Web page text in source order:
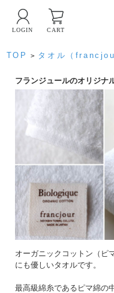
LOGIN CART
TOP > タオル（
フランジュールのオリジナ
オーガニックコットン（ピ
にも優しいタオルです。
最高級綿糸であるピマ綿